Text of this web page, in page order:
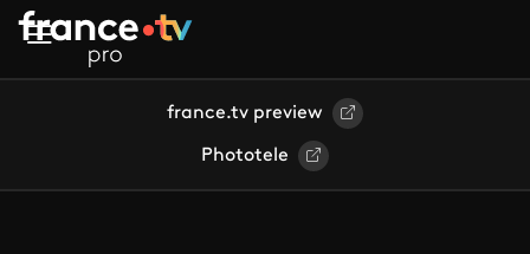
Aller au contenu principal
france.tv preview
Phototele